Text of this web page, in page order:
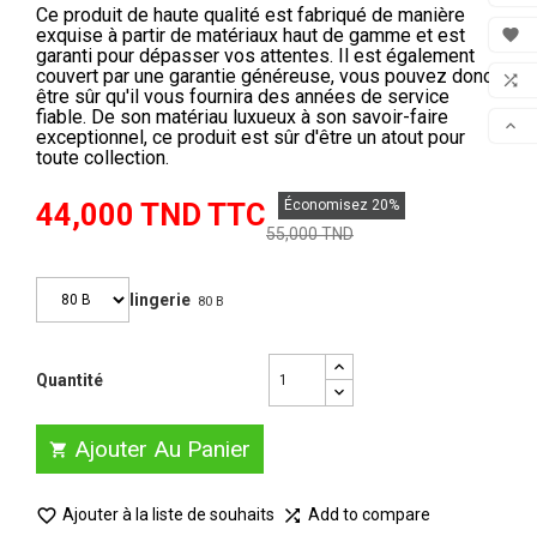



Ce produit de haute qualité est fabriqué de manière
exquise à partir de matériaux haut de gamme et est
garanti pour dépasser vos attentes. Il est également
couvert par une garantie généreuse, vous pouvez donc
être sûr qu'il vous fournira des années de service
fiable. De son matériau luxueux à son savoir-faire
exceptionnel, ce produit est sûr d'être un atout pour
toute collection.
44,000 TND TTC Économisez 20%
55,000 TND
lingerie 80 B
Quantité
 Ajouter Au Panier
 Ajouter à la liste de souhaits  Add to compare